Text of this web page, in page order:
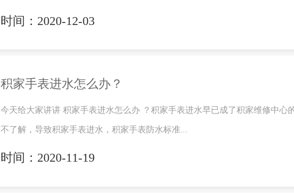
时间：2020-12-03
积家手表进水怎么办？
今天给大家讲讲 积家手表进水怎么办 ？积家手表进水早已成了积家维修中
不了解，导致积家手表进水，积家手表防水标准...
时间：2020-11-19